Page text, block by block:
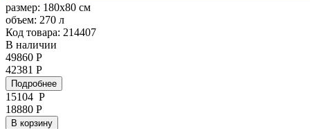
размер: 180x80 см
объем: 270 л
Код товара: 214407
В наличии
49860 Р
42381 Р
Подробнее
15104 Р
18880 Р
В корзину